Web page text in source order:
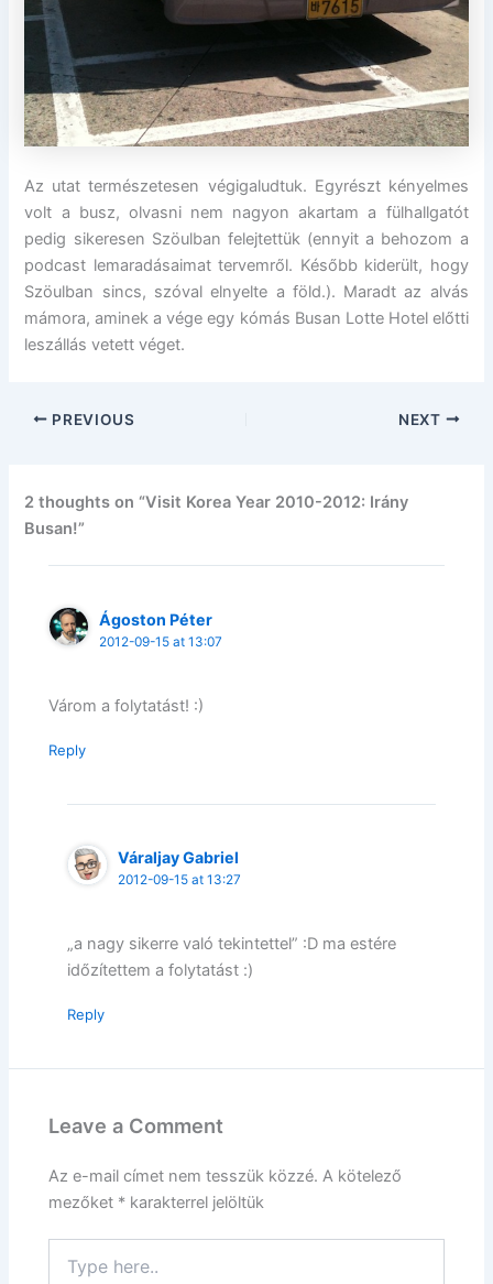
Az utat természetesen végigaludtuk. Egyrészt kényelmes
volt a busz, olvasni nem nagyon akartam a fülhallgatót
pedig sikeresen Szöulban felejtettük (ennyit a behozom a
podcast lemaradásaimat tervemről. Később kiderült, hogy
Szöulban sincs, szóval elnyelte a föld.). Maradt az alvás
mámora, aminek a vége egy kómás Busan Lotte Hotel előtti
leszállás vetett véget.
PREVIOUS NEXT
2 thoughts on “Visit Korea Year 2010-2012: Irány
Busan!”
Ágoston Péter
2012-09-15 at 13:07
Várom a folytatást! :)
Reply
Váraljay Gabriel
2012-09-15 at 13:27
„a nagy sikerre való tekintettel” :D ma estére
időzítettem a folytatást :)
Reply
Leave a Comment
Az e-mail címet nem tesszük közzé. A kötelező
mezőket * karakterrel jelöltük
here..